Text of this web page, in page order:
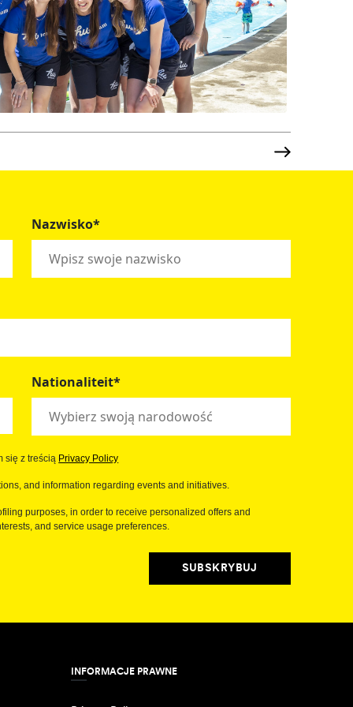
Nazwisko*
Nationaliteit*
się z treścią Privacy Policy
and information regarding events and initiatives.
purposes, in order to receive personalized offers and
and service usage preferences.
SUBSKRYBUJ
INFORMACJE PRAWNE